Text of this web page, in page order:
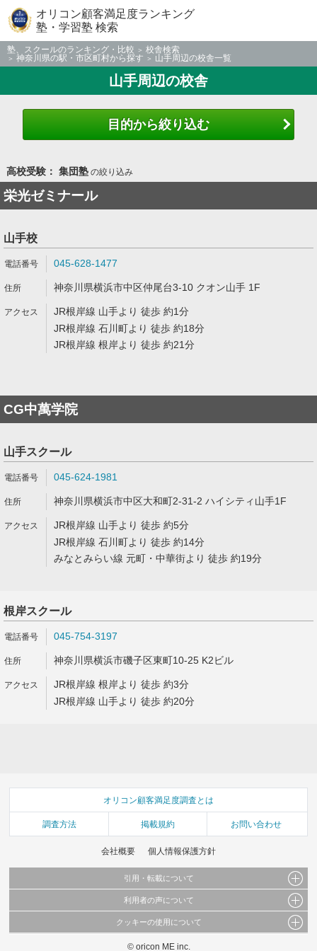
オリコン顧客満足度ランキング
塾・学習塾 検索
塾、スクールのランキング・比較
校舎検索
神奈川県の駅・市区町村から探す
山手周辺の校舎一覧
山手周辺の校舎
目的から絞り込む
高校受験： 集団塾の絞り込み
栄光ゼミナール
山手校
045-628-1477
神奈川県横浜市中区仲尾台3-10 クオン山手 1F
JR根岸線 山手より 徒歩 約1分
JR根岸線 石川町より 徒歩 約18分
JR根岸線 根岸より 徒歩 約21分
CG中萬学院
山手スクール
045-624-1981
神奈川県横浜市中区大和町2-31-2 ハイシティ山手1F
JR根岸線 山手より 徒歩 約5分
JR根岸線 石川町より 徒歩 約14分
みなとみらい線 元町・中華街より 徒歩 約19分
根岸スクール
045-754-3197
神奈川県横浜市磯子区東町10-25 K2ビル
JR根岸線 根岸より 徒歩 約3分
JR根岸線 山手より 徒歩 約20分
オリコン顧客満足度調査とは
調査方法 掲載規約 お問い合わせ
会社概要 個人情報保護方針
引用・転載について
当サイトで公開されている情報（文字、写真、イラスト、画像データ等）及びこれらの配
これらの情報を権利者の許可なく無断転載・複製などの二次利用を行うことは固く禁じて
利用者の声について
当サイトに掲載している内容はすべてサービスの利用者が提出された見解・感想です。
クッキーの使用について
このサイトでは Cookie を使用して、ユーザーに合わせたコンテンツや広告の表示、ソー
© oricon ME inc.